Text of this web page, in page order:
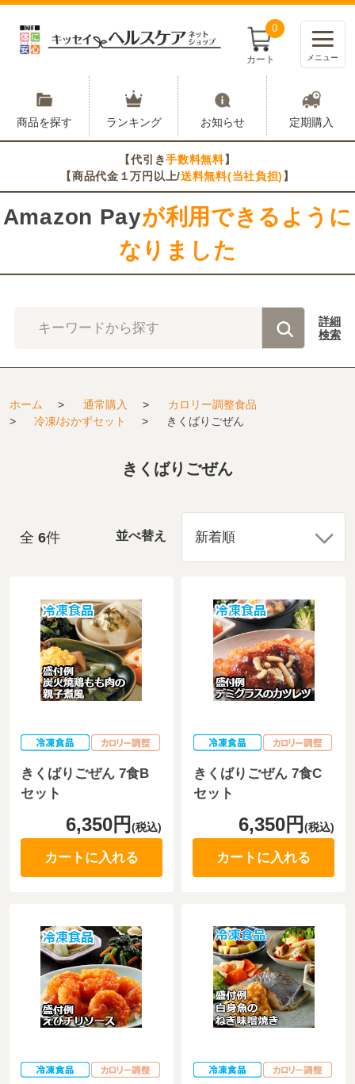
0
カート メニュー
商品を探す ランキング お知らせ 定期購入
【代引き手数料無料】
【商品代金１万円以上/送料無料(当社負担) 】
Amazon Payが利用できるように
なりました
キーワードから探す
詳細
検索
ホーム > 通常購入 >
カロリー調整食品
>
冷凍/おかずセット > きくばりごぜん
きくばりごぜん
全6件
きくばりごぜん 7食B
セット
6,350円(税込)
カートに入れる
きくばりごぜん 7食C
セット
6,350円 (税込)
カートに入れる